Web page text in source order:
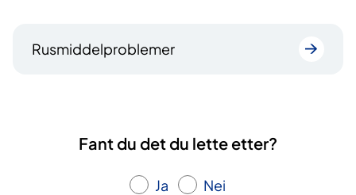
Rusmiddelproblemer
Fant du det du lette etter?
Ja Nei